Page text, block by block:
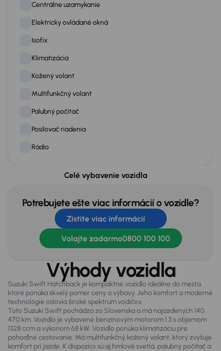
Centrálne uzamykanie
Elektricky ovládané okná
Isofix
Klimatizácia
Kožený volant
Multifunkčný volant
Palubný počítač
Posilovač riadenia
Rádio
Kolesá z ľahkých zliatin
Zabezpečenie
Airbag
Všeobecné
Veľa ďalšej výbavy
Celé vybavenie vozidla
Potrebujete ešte viac informácií o vozidle?
Zistite viac informácií
Volajte zadarmo0800 100 100
Výhody vozidla
Suzuki Swift Hatchback je kompaktné vozidlo ideálne do mesta,
ktoré ponúka skvelý pomer ceny a výbavy. Jeho komfort a moderné
technológie oslovia široké spektrum vodičov.
Toto Suzuki Swift pochádza zo Slovenska a má najazdených 140
470 km. Vozidlo je vybavené benzínovým motorom 1.3 s objemom
1328 ccm a výkonom 68 kW. Vozidlo ponúka klimatizáciu pre
pohodlné cestovanie. Má multifunkčný kožený volant, ktorý zvyšuje
komfort pri jazde. K dispozícii sú aj hmlové svetlá, palubný počítač a